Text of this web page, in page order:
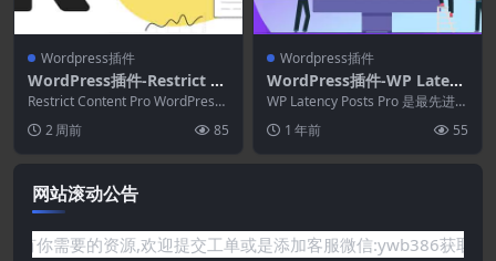
Wordpress插件
WordPress插件-Restrict C
ontent Pro 4.0.4–WordPre
ss会员插件
Restrict Content Pro WordPress
插件 适用于 Wo...
2 周前 85
Wordpress插件
WordPress插件-WP Latest
Posts Pro 4.7.0–WordPres
s最新新闻插件
WP Latency Posts Pro 是最先进的
WordPress 新闻插...
1 年前 55
网站滚动公告
要的资源,欢迎提交工单或是添加客服微信:ywb386获取帮助！